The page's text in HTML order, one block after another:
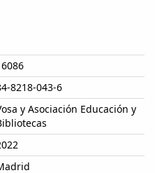
8218-043-6
y Asociación Educación y